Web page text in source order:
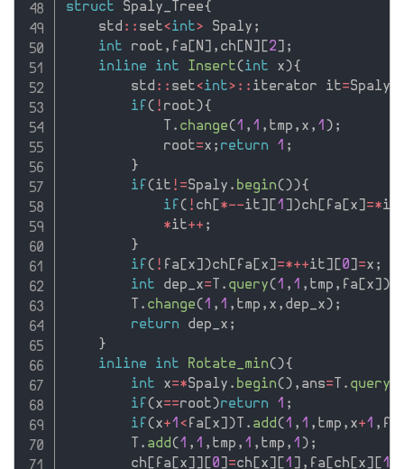
struct Spaly_Tree{
    std
:: set<int> Spaly ;
int root , fa [N] , ch [N] [2] ;
inline
int Insert(int x){
        std
:: set<int> :: iterator it=Spaly
if ( ! root){
            T
. change(1 , 1 , tmp , x , 1 ) ;
            root
=x ; return 1 ;
}
if (it !=Spaly . begin()){
if ( ! ch [*--it] [1 ] )ch [ fa [x] =*it
*it++ ;
}
if ( ! fa [x] )ch [ fa [x] =*++it] [0] =x ;
int dep_x= T . query(1 , 1 , tmp , fa [x] )
        T
. change(1 , 1 , tmp , x , dep_x) ;
return dep_x ;
}
inline
int Rotate_min(){
int x=*Spaly . begin() , ans= T . query
if (x==root)return 1 ;
if (x+1 < fa [x] ) T . add(1 , 1 , tmp , x+1 , fa
        T
. add(1 , 1 , tmp , 1 , tmp , 1 ) ;
        ch
[ fa [x] ] [0] =ch [x] [1 ] , fa [ch [x] [1